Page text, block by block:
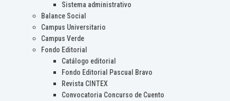
Sistema administrativo
Balance Social
Campus Universitario
Campus Verde
Fondo Editorial
Catálogo editorial
Fondo Editorial Pascual Bravo
Revista CINTEX
Convocatoria Concurso de Cuento